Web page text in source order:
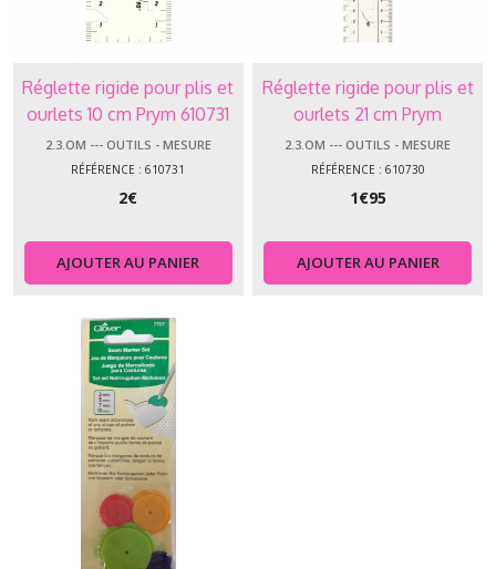
Réglette rigide pour plis et
ourlets 10 cm Prym 610731
2.3.OM --- OUTILS - MESURE
RÉFÉRENCE : 610731
2€
AJOUTER AU PANIER
Réglette rigide pour plis et
ourlets 21 cm Prym
2.3.OM --- OUTILS - MESURE
RÉFÉRENCE : 610730
1€95
AJOUTER AU PANIER